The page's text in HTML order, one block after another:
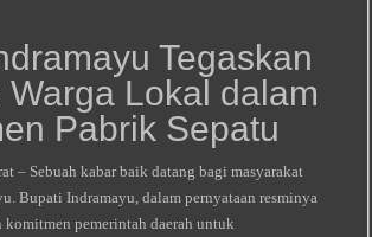
Tegaskan
Warga Lokal dalam
Pabrik Sepatu
– Sebuah kabar baik datang bagi masyarakat
Bupati Indramayu, dalam pernyataan resminya
komitmen pemerintah daerah untuk